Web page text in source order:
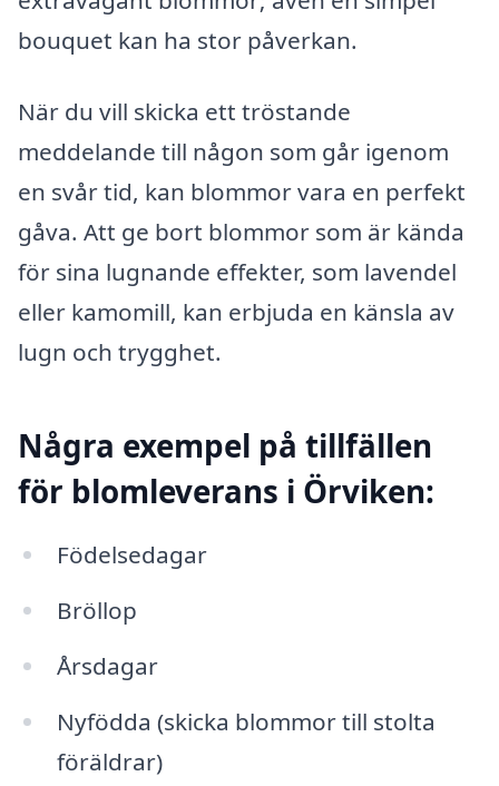
bouquet kan ha stor påverkan.
När du vill skicka ett tröstande
meddelande till någon som går igenom
en svår tid, kan blommor vara en perfekt
gåva. Att ge bort blommor som är kända
för sina lugnande effekter, som lavendel
eller kamomill, kan erbjuda en känsla av
lugn och trygghet.
Några exempel på tillfällen
för blomleverans i Örviken:
Födelsedagar
Bröllop
Årsdagar
Nyfödda (skicka blommor till stolta
föräldrar)